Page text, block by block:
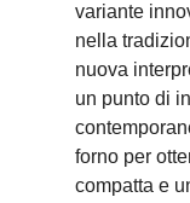
variante
nella
nuova
un punto di
forno per
compatta e